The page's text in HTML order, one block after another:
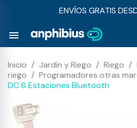
ENVÍOS GRATIS
menu
Inicio Jardín y Riego Riego
riego
Programadores otras
DC 6 Estaciones Bluetooth